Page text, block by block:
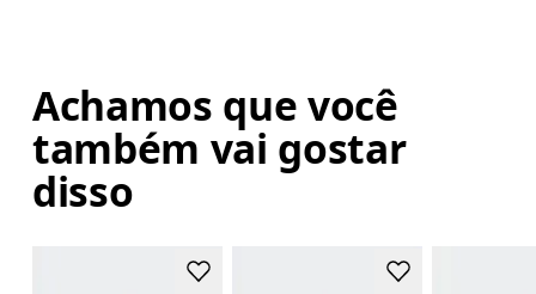
Achamos que você
também vai gostar
disso